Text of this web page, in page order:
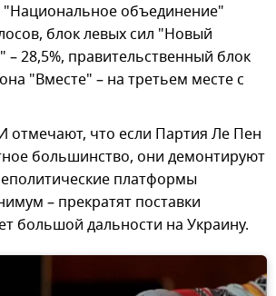
"Национальное объединение"
блок левых сил "Новый
28,5%, правительственный блок
"Вместе" – на третьем месте с
отмечают, что если Партия Ле Пен
большинство, они демонтируют
платформы
– прекратят поставки
большой дальности на Украину.